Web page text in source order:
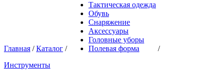
Главная /Каталог /
Тактическая одежда
Обувь
Снаряжение
Аксессуары
Головные уборы
Полевая форма
/
Инструменты